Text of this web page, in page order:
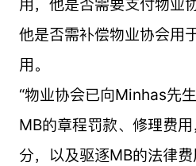
用，他是否需要支付物业
他是否需补偿物业协会用
用。
“物业协会已向Minhas先
MB的章程罚款、修理费
分，以及驱逐MB的法律费